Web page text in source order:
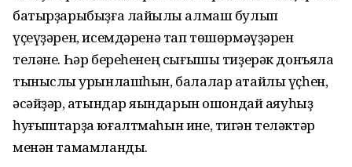
батырҙарыбыҙға лайыҡлы алмаш булып
үҫеүҙәрен, исемдәренә тап төшөрмәүҙәрен
теләне. Һәр береһенең сығышы тиҙерәк донъяла
тыныслыҡ урынлашһын, балалар атайлы үҫһен,
әсәйҙәр, ҡатындар яҡындарын ошондай аяуһыҙ
һуғыштарҙа юғалтмаһын ине, тигән теләктәр
менән тамамланды.